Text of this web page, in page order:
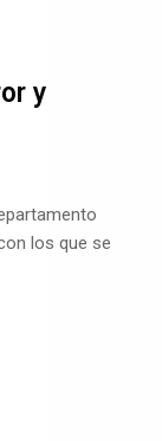
y
los que se